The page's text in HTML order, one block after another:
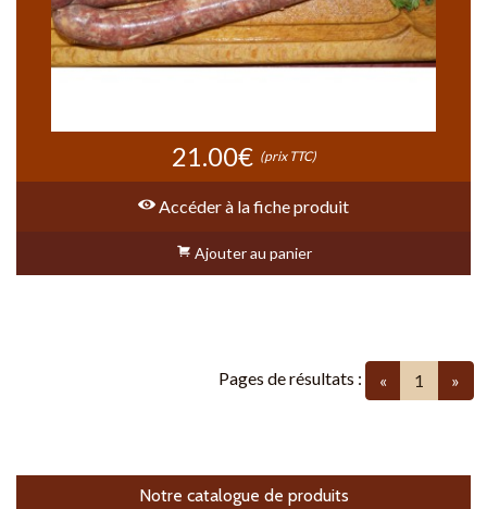
21.00€ (prix TTC)
Accéder à la fiche produit
Ajouter au panier
« 1 (current)
»
Pages de résultats :
Notre catalogue de produits